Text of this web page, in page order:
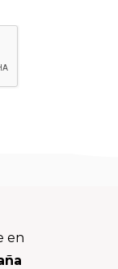
en